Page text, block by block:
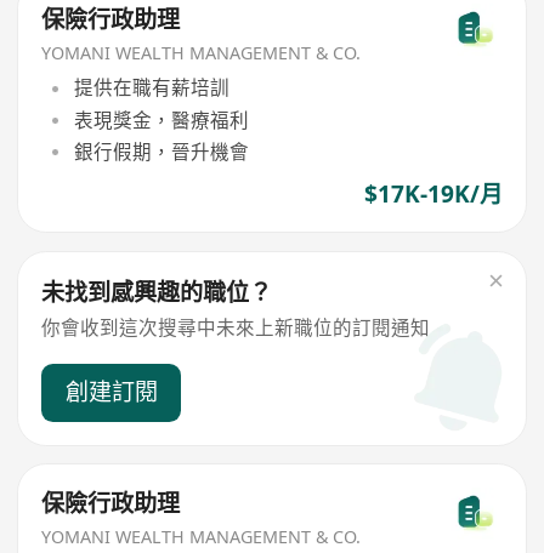
保險行政助理
YOMANI WEALTH MANAGEMENT & CO.
提供在職有薪培訓
表現獎金，醫療福利
銀行假期，晉升機會
$17K-19K/月
未找到感興趣的職位？
你會收到這次搜尋中未來上新職位的訂閱通知
創建訂閱
保險行政助理
YOMANI WEALTH MANAGEMENT & CO.